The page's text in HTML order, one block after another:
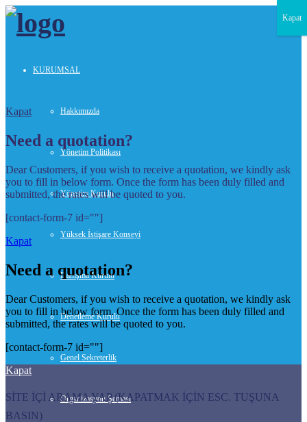
KURUMSAL
Hakkımızda
Yönetim Politikası
Yönetim Kurulu
Yüksek İstişare Konseyi
Danışma Kurulu
Denetleme Kurulu
Genel Sekreterlik
Organizasyon Şeması
Kapat
Need a quotation?
Dear Customers, if you wish to receive a quotation, we kindly ask
you to fill in below form. Once the form has been duly filled and
submitted, the rates will be quoted to you.
[contact-form-7 id=""]
Kapat
Need a quotation?
Dear Customers, if you wish to receive a quotation, we kindly ask
you to fill in below form. Once the form has been duly filled and
submitted, the rates will be quoted to you.
[contact-form-7 id=""]
Kapat
SİTE İÇİ ARAMA YAP (KAPATMAK İÇİN ESC. TUŞUNA
BASIN)
Kapat